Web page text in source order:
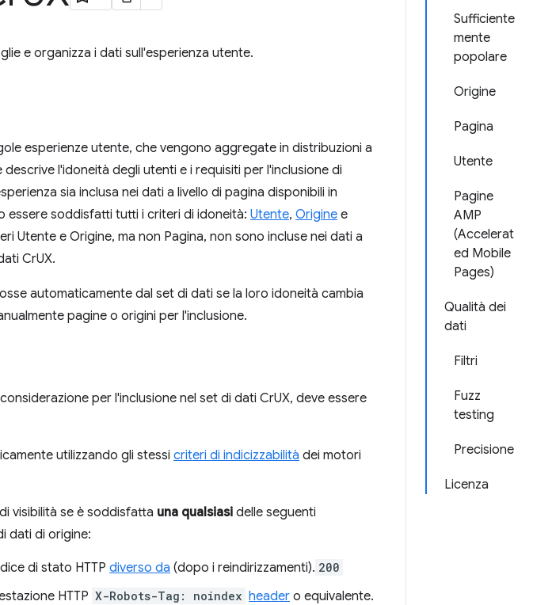
Sufficiente
mente
popolare
Origine
Pagina
Utente
Pagine
AMP
(Accelerat
ed Mobile
Pages)
Qualità dei
dati
Filtri
Fuzz
testing
Precisione
Licenza
e organizza i dati sull'esperienza utente.
esperienze utente, che vengono aggregate in distribuzioni a
l'idoneità degli utenti e i requisiti per l'inclusione di
sia inclusa nei dati a livello di pagina disponibili in
essere soddisfatti tutti i criteri di idoneità: Utente, Origine e
Utente e Origine, ma non Pagina, non sono incluse nei dati a
CrUX.
automaticamente dal set di dati se la loro idoneità cambia
pagine o origini per l'inclusione.
per l'inclusione nel set di dati CrUX, deve essere
utilizzando gli stessi criteri di indicizzabilità dei motori
visibilità se è soddisfatta una qualsiasi delle seguenti
dati di origine:
di stato HTTP diverso da (dopo i reindirizzamenti). 200
HTTP X-Robots-Tag: noindex header o equivalente.